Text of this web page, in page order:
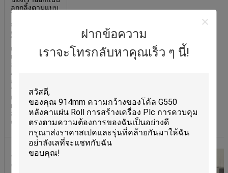
ฝากข้อความ
เราจะโทรกลับหาคุณเร็ว ๆ นี้!
ลูกกลิ้งตามแบบ
โปรไฟล์ที่
กำหนดเอง
คุณสมบัติ
โครงสร้างเหล็ก
เชื่อม ระบบขับ
เคลื่อนมอเตอร์
ลดรอบความถี่
AC และระบบ
ส่งกำลังโซ่เพื่อ
ประสิทธิภาพที่
แข็งแกร่งและ
ผลิตภัณฑ์
สำเร็จรูป
คุณภาพสูง
ระบบ
ควบคุม PLC